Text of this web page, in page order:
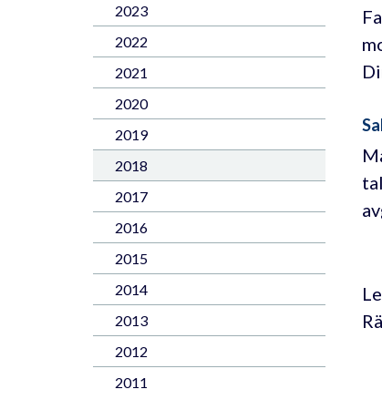
2023
2022
2021
2020
2019
2018
2017
2016
2015
2014
2013
2012
2011